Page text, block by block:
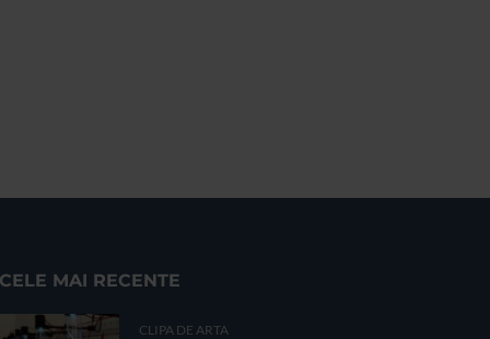
CELE MAI RECENTE
CLIPA DE ARTA